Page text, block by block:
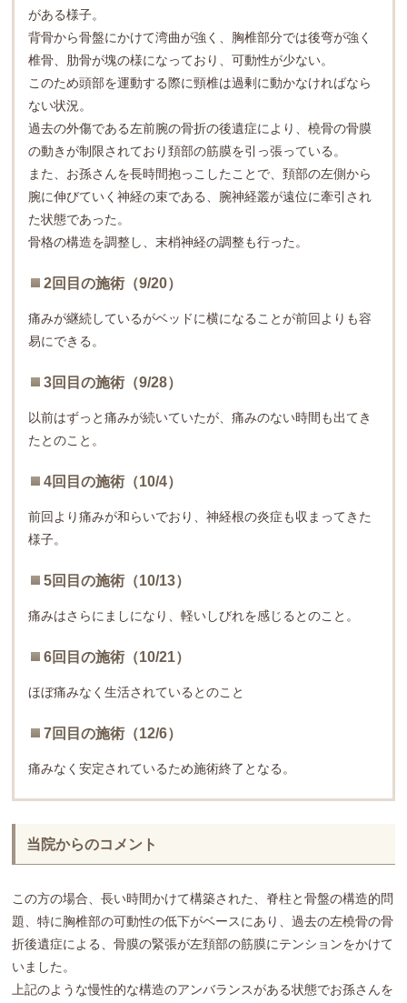
がある様子。
背骨から骨盤にかけて湾曲が強く、胸椎部分では後弯が強く
椎骨、肋骨が塊の様になっており、可動性が少ない。
このため頭部を運動する際に頸椎は過剰に動かなければなら
ない状況。
過去の外傷である左前腕の骨折の後遺症により、橈骨の骨膜
の動きが制限されており頚部の筋膜を引っ張っている。
また、お孫さんを長時間抱っこしたことで、頚部の左側から
腕に伸びていく神経の束である、腕神経叢が遠位に牽引され
た状態であった。
骨格の構造を調整し、末梢神経の調整も行った。
2回目の施術（9/20）
痛みが継続しているがベッドに横になることが前回よりも容
易にできる。
3回目の施術（9/28）
以前はずっと痛みが続いていたが、痛みのない時間も出てき
たとのこと。
4回目の施術（10/4）
前回より痛みが和らいでおり、神経根の炎症も収まってきた
様子。
5回目の施術（10/13）
痛みはさらにましになり、軽いしびれを感じるとのこと。
6回目の施術（10/21）
ほぼ痛みなく生活されているとのこと
7回目の施術（12/6）
痛みなく安定されているため施術終了となる。
当院からのコメント
この方の場合、長い時間かけて構築された、脊柱と骨盤の構造的問
題、特に胸椎部の可動性の低下がベースにあり、過去の左橈骨の骨
折後遺症による、骨膜の緊張が左頚部の筋膜にテンションをかけて
いました。
上記のような慢性的な構造のアンバランスがある状態でお孫さんを